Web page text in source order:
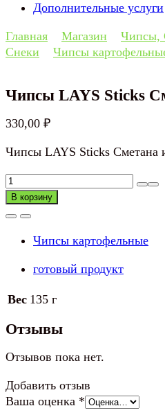
Дополнительные услуги
Главная Магазин
Чипсы,
Снеки
Чипсы
Чипсы LAYS Sticks
330,00 ₽
Чипсы LAYS Sticks Сметана
Количество
товара
Чипсы
Sticks
В корзину
Чипсы картофельные
готовый продукт
Вес 135 г
Отзывы
Отзывов пока нет.
Добавить отзыв
Ваша оценка *